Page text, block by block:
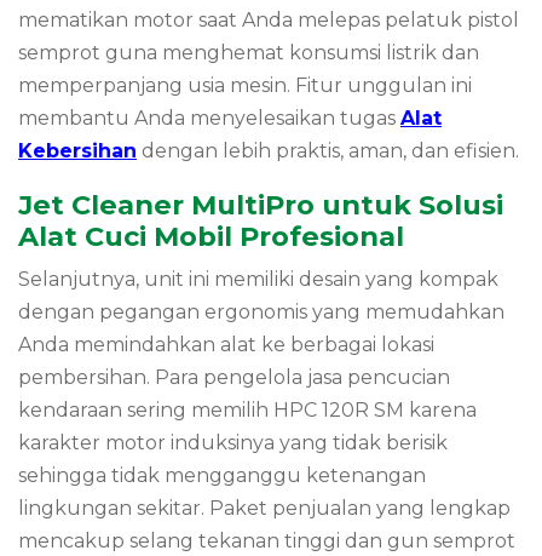
mematikan motor saat Anda melepas pelatuk pistol
semprot guna menghemat konsumsi listrik dan
memperpanjang usia mesin. Fitur unggulan ini
membantu Anda menyelesaikan tugas Alat
Kebersihan dengan lebih praktis, aman, dan efisien.
Jet Cleaner MultiPro untuk Solusi
Alat Cuci Mobil Profesional
Selanjutnya, unit ini memiliki desain yang kompak
dengan pegangan ergonomis yang memudahkan
Anda memindahkan alat ke berbagai lokasi
pembersihan. Para pengelola jasa pencucian
kendaraan sering memilih HPC 120R SM karena
karakter motor induksinya yang tidak berisik
sehingga tidak mengganggu ketenangan
lingkungan sekitar. Paket penjualan yang lengkap
mencakup selang tekanan tinggi dan gun semprot